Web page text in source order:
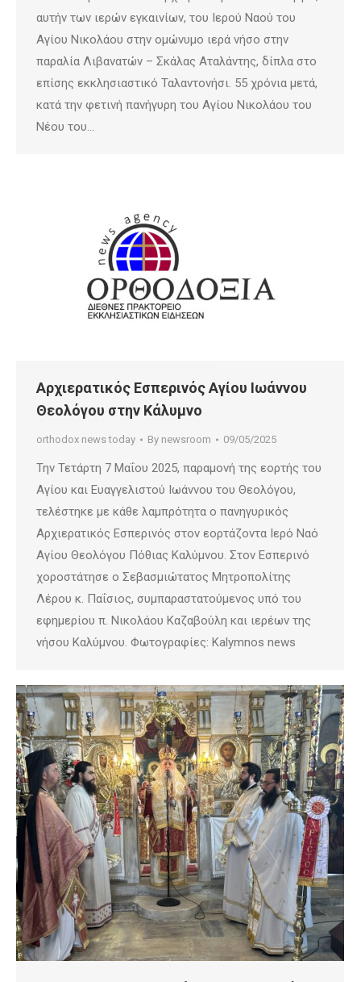
αυτήν των ιερών εγκαινίων, του Ιερού Ναού του
Αγίου Νικολάου στην ομώνυμο ιερά νήσο στην
παραλία Λιβανατών – Σκάλας Αταλάντης, δίπλα στο
επίσης εκκλησιαστικό Ταλαντονήσι. 55 χρόνια μετά,
κατά την φετινή πανήγυρη του Αγίου Νικολάου του
Νέου του…
Αρχιερατικός Εσπερινός Αγίου Ιωάννου
Θεολόγου στην Κάλυμνο
orthodox news today By newsroom 09/05/2025
Την Τετάρτη 7 Μαΐου 2025, παραμονή της εορτής του
Αγίου και Ευαγγελιστού Ιωάννου του Θεολόγου,
τελέστηκε με κάθε λαμπρότητα ο πανηγυρικός
Αρχιερατικός Εσπερινός στον εορτάζοντα Ιερό Ναό
Αγίου Θεολόγου Πόθιας Καλύμνου. Στον Εσπερινό
χοροστάτησε ο Σεβασμιώτατος Μητροπολίτης
Λέρου κ. Παΐσιος, συμπαραστατούμενος υπό του
εφημερίου π. Νικολάου Καζαβούλη και ιερέων της
νήσου Καλύμνου. Φωτογραφίες: Kalymnos news